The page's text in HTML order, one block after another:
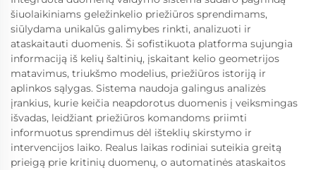
šiuolaikiniams geležinkelio priežiūros sprendimams,
siūlydama unikalūs galimybes rinkti, analizuoti ir
ataskaitauti duomenis. Ši sofistikuota platforma sujungia
informaciją iš kelių šaltinių, įskaitant kelio geometrijos
matavimus, triukšmo modelius, priežiūros istoriją ir
aplinkos sąlygas. Sistema naudoja galingus analizės
įrankius, kurie keičia neapdorotus duomenis į veiksmingas
išvadas, leidžiant priežiūros komandoms priimti
informuotus sprendimus dėl išteklių skirstymo ir
intervencijos laiko. Realus laikas rodiniai suteikia greitą
prieigą prie kritinių duomenų, o automatinės ataskaitos